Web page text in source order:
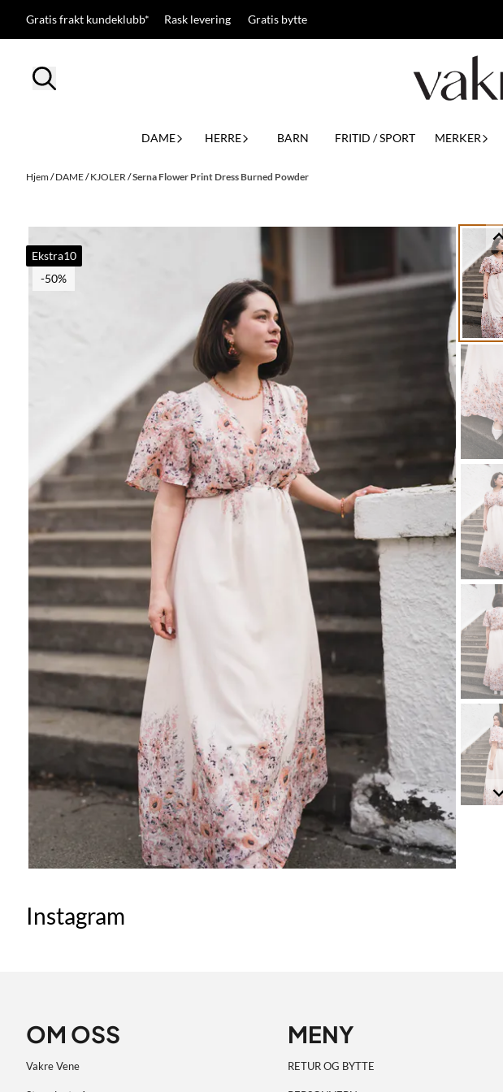
Hopp til innhold
Gratis frakt kundeklubb* Rask levering Gratis bytte
DAME HERRE BARN FRITID / SPORT MERKER
Hjem/DAME/KJOLER/Serna Flower Print Dress Burned Powder
Ekstra10
-50%
Instagram
OM OSS
Vakre Vene
MENY
RETUR OG BYTTE